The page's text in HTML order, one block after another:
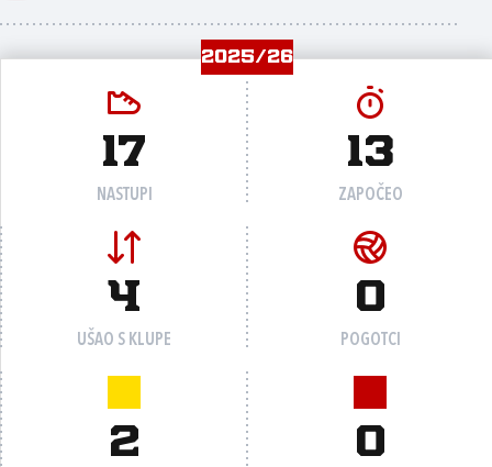
2025/26
17
NASTUPI
13
ZAPOČEO
4
UŠAO S KLUPE
0
POGOTCI
2 0